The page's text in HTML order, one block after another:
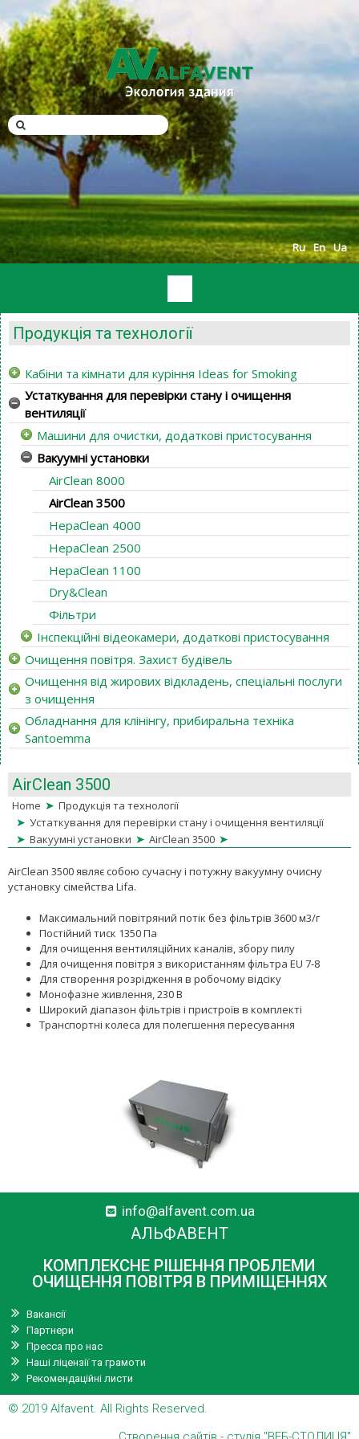
Ua
En
Ru
Продукція та технології
Кабіни та кімнати для куріння Ideas for Smoking
Устаткування для перевірки стану і очищення
вентиляції
Машини для очистки, додаткові пристосування
Вакуумні установки
AirClean 8000
AirClean 3500
HepaClean 4000
HepaClean 2500
HepaClean 1100
Dry&Clean
Фільтри
Інспекційні відеокамери, додаткові пристосування
Очищення повітря. Захист будівель
Очищення від жирових відкладень, спеціальні послуги
з очищення
Обладнання для клінінгу, прибиральна техніка
Santoemma
AirClean 3500
Home ➤ Продукція та технології
➤ Устаткування для перевірки стану і очищення вентиляції
➤ Вакуумні установки ➤ AirClean 3500 ➤
AirClean 3500 являє собою сучасну і потужну вакуумну очисну
установку сімейства Lifa.
Максимальний повітряний потік без фільтрів 3600 м3/г
Постійний тиск 1350 Па
Для очищення вентиляційних каналів, збору пилу
Для очищення повітря з використанням фільтра EU 7-8
Для створення розрідження в робочому відсіку
Монофазне живлення, 230 В
Широкий діапазон фільтрів і пристроїв в комплекті
Транспортні колеса для полегшення пересування
info@alfavent.com.ua
АЛЬФАВЕНТ
КОМПЛЕКСНЕ РІШЕННЯ ПРОБЛЕМИ
ОЧИЩЕННЯ ПОВІТРЯ В ПРИМІЩЕННЯХ
Вакансії
Партнери
Пресса про нас
Наші ліцензії та грамоти
Рекомендаційні листи
© 2019 Alfavent. All Rights Reserved.